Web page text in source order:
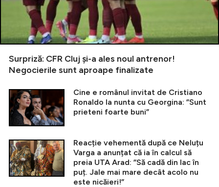
Surpriză: CFR Cluj și-a ales noul antrenor!
Negocierile sunt aproape finalizate
Cine e românul invitat de Cristiano
Ronaldo la nunta cu Georgina: ”Sunt
prieteni foarte buni”
Reacție vehementă după ce Neluțu
Varga a anunțat că ia în calcul să
preia UTA Arad: ”Să cadă din lac în
puț. Jale mai mare decât acolo nu
este nicăieri!”